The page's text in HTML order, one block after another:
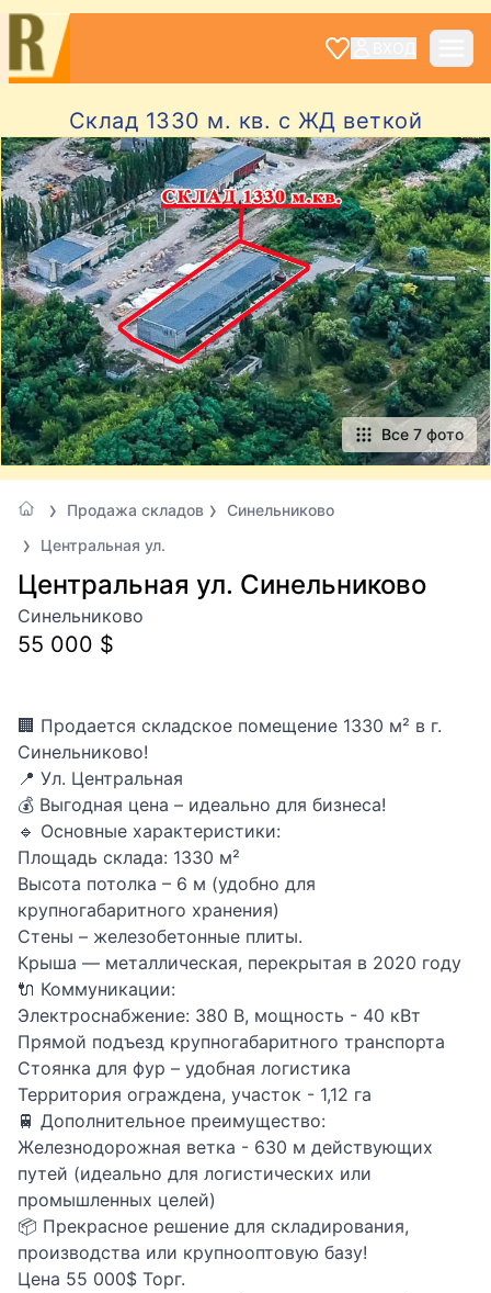
Склад 1330 м. кв. с ЖД веткой
Все 7 фото
Продажа складов
Синельниково
Центральная ул.
Центральная ул. Синельниково
Синельниково
55 000 $
🏢 Продается складское помещение 1330 м² в г.
Синельниково!
📍 Ул. Центральная
💰 Выгодная цена – идеально для бизнеса!
🔹 Основные характеристики:
Площадь склада: 1330 м²
Высота потолка – 6 м (удобно для
крупногабаритного хранения)
Стены – железобетонные плиты.
Крыша — металлическая, перекрытая в 2020 году
🔌 Коммуникации:
Электроснабжение: 380 В, мощность - 40 кВт
Прямой подъезд крупногабаритного транспорта
Стоянка для фур – удобная логистика
Территория ограждена, участок - 1,12 га
🚆 Дополнительное преимущество:
Железнодорожная ветка - 630 м действующих
путей (идеально для логистических или
промышленных целей)
📦 Прекрасное решение для складирования,
производства или крупнооптовую базу!
Цена 55 000$ Торг.